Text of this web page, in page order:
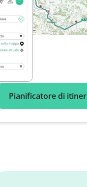
Pianificatore di